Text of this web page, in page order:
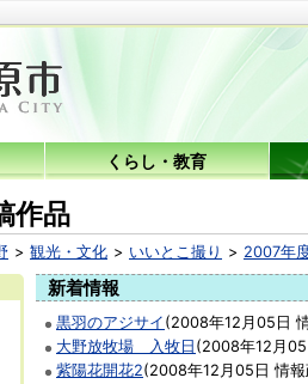
くらし・教育
作品
観光・文化 いいとこ撮り 2007年
新着情報
黒羽のアジサイ (2008年12月05日
大野放牧場 入牧日 (2008年12月05
紫陽花開花2(2008年12月05日 情